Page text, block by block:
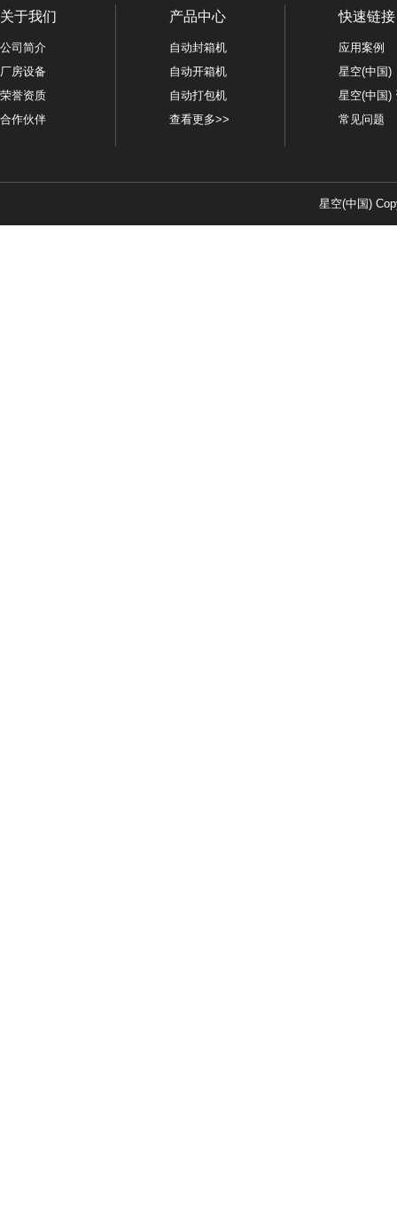
关于我们
公司简介
厂房设备
荣誉资质
合作伙伴
产品中心
自动封箱机
自动开箱机
自动打包机
查看更多>>
快速链接
应用案例
星空(中国)
星空(中国)
常见问题
星空(中国)